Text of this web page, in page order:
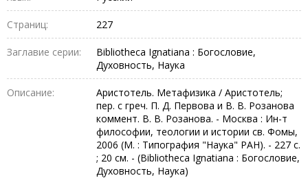
Страниц: 227
Заглавие серии:
Bibliotheca Ignatiana : Богословие,
Духовность, Наука
Описание:
Аристотель. Метафизика / Аристотель;
пер. с греч. П. Д. Первова и В. В. Розанова
коммент. В. В. Розанова. - Москва : Ин-т
философии, теологии и истории св. Фомы,
2006 (М. : Типография "Наука" РАН). - 227 с.
; 20 см. - (Bibliotheca Ignatiana : Богословие,
Духовность, Наука)